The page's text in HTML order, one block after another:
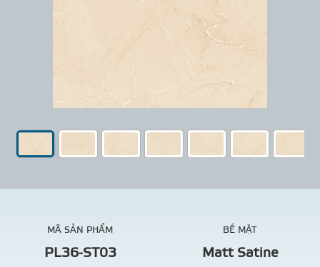
MÃ SẢN PHẨM
PL36-ST03
BỀ MẶT
Matt Satine